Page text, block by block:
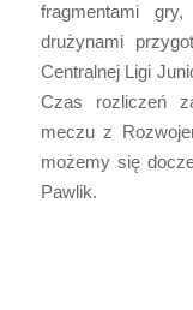
fragmentami
drużynami
Centralnej Ligi
Czas rozliczeń
meczu z
możemy się
Pawlik.